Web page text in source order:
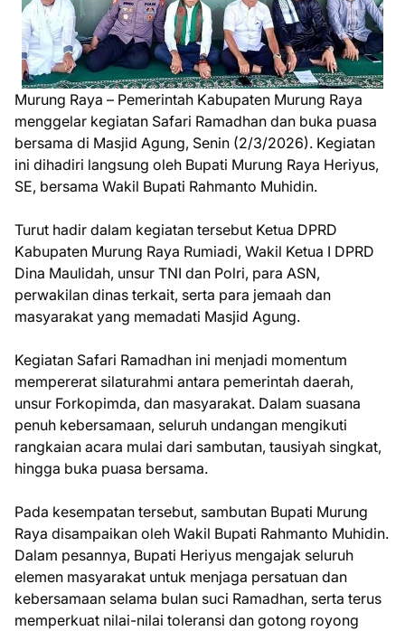
Murung Raya – Pemerintah Kabupaten Murung Raya
menggelar kegiatan Safari Ramadhan dan buka puasa
bersama di Masjid Agung, Senin (2/3/2026). Kegiatan
ini dihadiri langsung oleh Bupati Murung Raya Heriyus,
SE, bersama Wakil Bupati Rahmanto Muhidin.
Turut hadir dalam kegiatan tersebut Ketua DPRD
Kabupaten Murung Raya Rumiadi, Wakil Ketua I DPRD
Dina Maulidah, unsur TNI dan Polri, para ASN,
perwakilan dinas terkait, serta para jemaah dan
masyarakat yang memadati Masjid Agung.
Kegiatan Safari Ramadhan ini menjadi momentum
mempererat silaturahmi antara pemerintah daerah,
unsur Forkopimda, dan masyarakat. Dalam suasana
penuh kebersamaan, seluruh undangan mengikuti
rangkaian acara mulai dari sambutan, tausiyah singkat,
hingga buka puasa bersama.
Pada kesempatan tersebut, sambutan Bupati Murung
Raya disampaikan oleh Wakil Bupati Rahmanto Muhidin.
Dalam pesannya, Bupati Heriyus mengajak seluruh
elemen masyarakat untuk menjaga persatuan dan
kebersamaan selama bulan suci Ramadhan, serta terus
memperkuat nilai-nilai toleransi dan gotong royong